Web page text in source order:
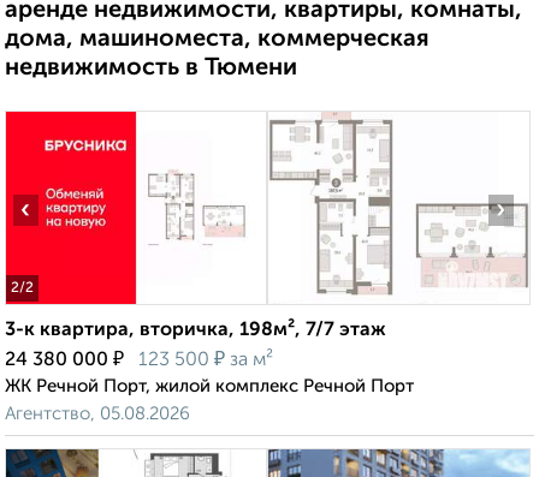
аренде недвижимости, квартиры, комнаты,
дома, машиноместа, коммерческая
недвижимость в Тюмени
2/2
‹ ›
3-к квартира, вторичка, 198м², 7/7 этаж
24 380 000 ₽ 123 500 ₽ за м²
ЖК Речной Порт, жилой комплекс Речной Порт
Агентство, 05.08.2026